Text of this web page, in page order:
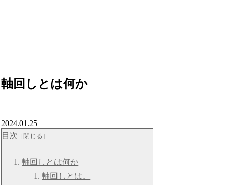
軸回しとは何か
2024.01.25
目次
軸回しとは何か
軸回しとは。